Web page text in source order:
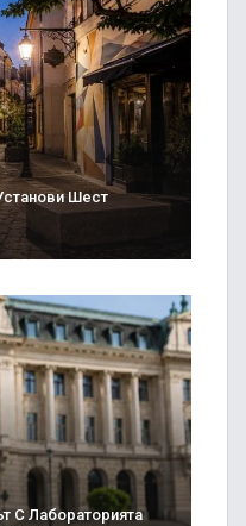
Шест
С Лабораторията